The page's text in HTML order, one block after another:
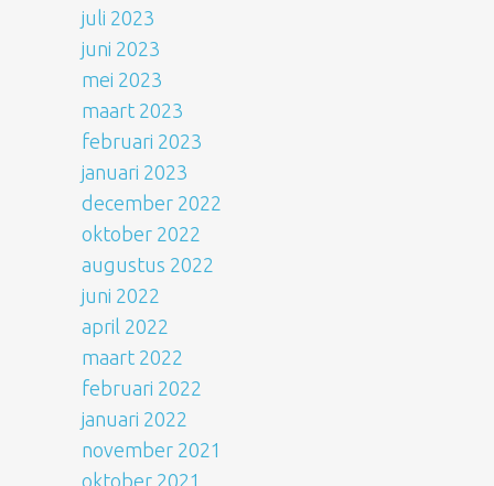
juli 2023
juni 2023
mei 2023
maart 2023
februari 2023
januari 2023
december 2022
oktober 2022
augustus 2022
juni 2022
april 2022
maart 2022
februari 2022
januari 2022
november 2021
oktober 2021